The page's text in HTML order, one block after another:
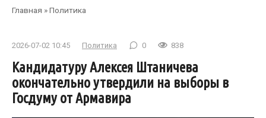
Главная »Политика
2026-07-02 10:45 Политика 0 838
Кандидатуру Алексея Штаничева
окончательно утвердили на выборы в
Госдуму от Армавира